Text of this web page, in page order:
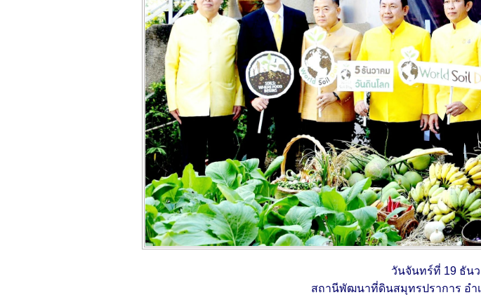
วันจันทร์ที่ 19 ธัน
สถานีพัฒนาที่ดินสมุทรปราการ อำ